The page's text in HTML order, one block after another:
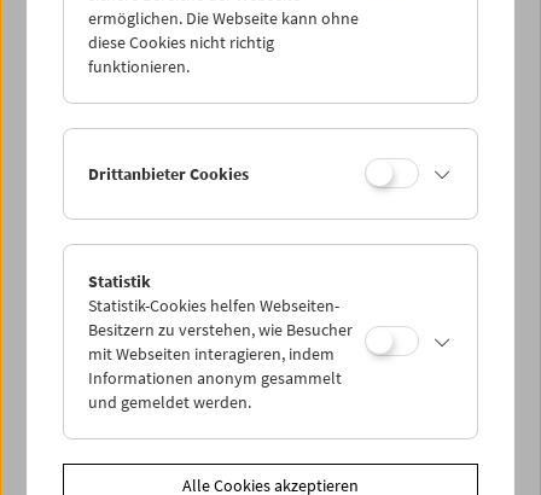
Do 18.5.
Sa 20.5.
PROGRAMM ÜBERBLICK
ermöglichen. Die Webseite kann ohne
diese Cookies nicht richtig
funktionieren.
Drittanbieter Cookies
Statistik
Statistik-Cookies helfen Webseiten-
Besitzern zu verstehen, wie Besucher
mit Webseiten interagieren, indem
Informationen anonym gesammelt
und gemeldet werden.
Alle Cookies akzeptieren